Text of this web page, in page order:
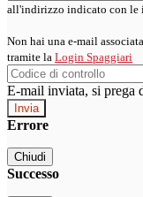
all'indirizzo indicato con le
Non hai una e-mail
tramite la Login Spaggiari
E-mail inviata, si prega
Errore
Chiudi
Successo